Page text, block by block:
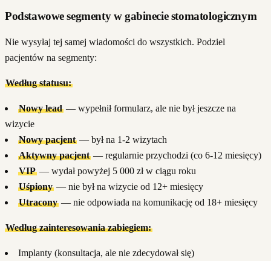
Podstawowe segmenty w gabinecie stomatologicznym
Nie wysyłaj tej samej wiadomości do wszystkich. Podziel
pacjentów na segmenty:
Według statusu:
Nowy lead— wypełnił formularz, ale nie był jeszcze na
wizycie
Nowy pacjent— był na 1-2 wizytach
Aktywny pacjent— regularnie przychodzi (co 6-12 miesięcy)
VIP— wydał powyżej 5 000 zł w ciągu roku
Uśpiony— nie był na wizycie od 12+ miesięcy
Utracony— nie odpowiada na komunikację od 18+ miesięcy
Według zainteresowania zabiegiem:
Implanty (konsultacja, ale nie zdecydował się)